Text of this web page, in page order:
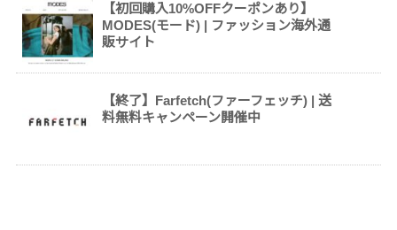
【初回購入10%OFFクーポンあり】
MODES(モード) | ファッション海外通
販サイト
【終了】Farfetch(ファーフェッチ) | 送
料無料キャンペーン開催中